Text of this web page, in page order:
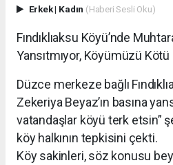
Erkek| Kadın (Haberi Sesli Oku)
Fındıklıaksu Köyü’nde
Yansıtmıyor, Köyümüzü
Düzce merkeze bağlı
Zekeriya Beyaz’ın basına
vatandaşlar köyü terk etsin”
köy halkının tepkisini çekti.
Köy sakinleri, söz konusu